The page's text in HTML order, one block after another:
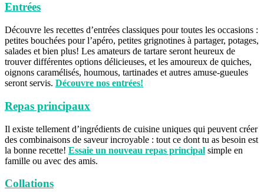
Entrées
Découvre les recettes d’entrées classiques pour toutes les occasions :
petites bouchées pour l’apéro, petites grignotines à partager, potages,
salades et bien plus! Les amateurs de tartare seront heureux de
trouver différentes options délicieuses, et les amoureux de quiches,
oignons caramélisés, houmous, tartinades et autres amuse-gueules
seront servis. Découvre nos entrées!
Repas principaux
Il existe tellement d’ingrédients de cuisine uniques qui peuvent créer
des combinaisons de saveur incroyable : tout ce dont tu as besoin est
la bonne recette! Essaie un nouveau repas principal simple en
famille ou avec des amis.
Collations